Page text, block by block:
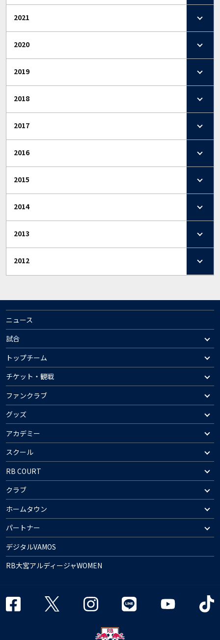
2021
2020
2019
2018
2017
2016
2015
2014
2013
2012
ニュース
試合
トップチーム
チケット・観戦
ファンクラブ
グッズ
アカデミー
スクール
RB COURT
クラブ
ホームタウン
パートナー
デジタルVAMOS
RB大宮アルディージャWOMEN